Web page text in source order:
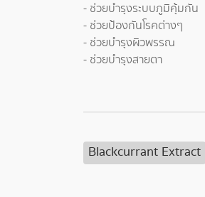
- ช่วยบำรุงระบบภูมิคุ้มกัน
- ช่วยป้องกันโรคต่างๆ
- ช่วยบำรุงผิวพรรณ
- ช่วยบำรุงสายตา
Blackcurrant Extract